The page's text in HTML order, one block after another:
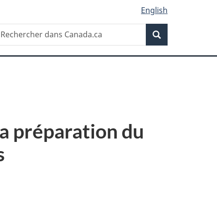
English
Recherche
préparation du